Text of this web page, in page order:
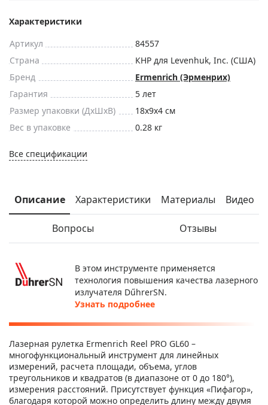
Характеристики
Артикул
84557
Страна
КНР для Levenhuk, Inc. (США)
Бренд
Ermenrich (Эрменрих)
Гарантия
5 лет
Размер упаковки (ДxШxВ)
18x9x4 см
Вес в упаковке
0.28 кг
Все спецификации
Описание Характеристики Материалы Видео
Вопросы Отзывы
В этом инструменте применяется
технология повышения качества лазерного
излучателя DűhrerSN.
Узнать подробнее
Лазерная рулетка Ermenrich Reel PRO GL60 –
многофункциональный инструмент для линейных
измерений, расчета площади, объема, углов
треугольников и квадратов (в диапазоне от 0 до 180°),
измерения расстояний. Присутствует функция «Пифагор»,
благодаря которой можно определить длину между двумя